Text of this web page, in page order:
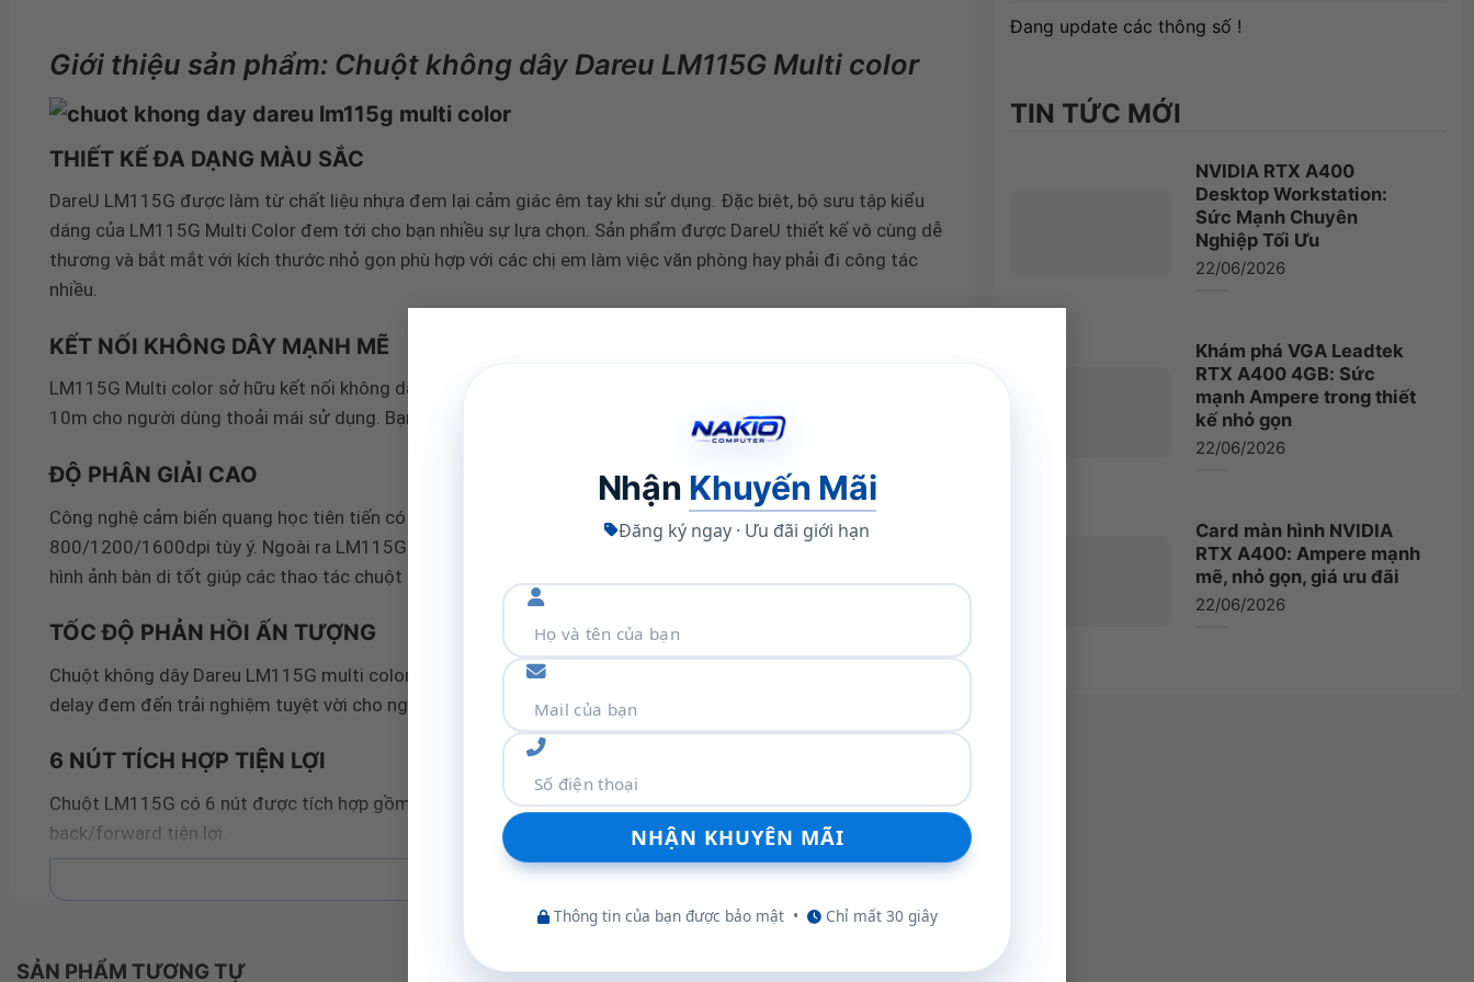
Nhận Khuyến Mãi
Đăng ký ngay · Ưu đãi giới hạn
Thông tin của bạn được bảo mật • Chỉ mất 30 giây
Giới thiệu sản phẩm: Chuột không dây Dareu LM115G Multi color
THIẾT KẾ ĐA DẠNG MÀU SẮC
DareU LM115G được làm từ chất liệu nhựa đem lại cảm giác êm tay khi sử dụng. Đặc biệt, bộ sưu tập kiểu
dáng của LM115G Multi Color đem tới cho bạn nhiều sự lựa chọn. Sản phẩm được DareU thiết kế vô cùng dễ
thương và bắt mắt với kích thước nhỏ gọn phù hợp với các chị em làm việc văn phòng hay phải đi công tác
nhiều.
KẾT NỐI KHÔNG DÂY MẠNH MẼ
LM115G Multi color sở hữu kết nối không dây mạnh mẽ với tần số 2.4GHz cùng khoảng cách kết nối lên đến
10m cho người dùng thoải mái sử dụng. Bạn chỉ cần kết nối qua cổng USB là đã có thể sử dụng ngay lập tức.
ĐỘ PHÂN GIẢI CAO
Công nghệ cảm biến quang học tiên tiến có độ phân giải 1600dPI có thể điều chỉnh với 3 mức:
800/1200/1600dpi tùy ý. Ngoài ra LM115G Multi còn được tích hợp cảm biến PAW3512 đảm bảo độ tái tạo
hình ảnh bàn di tốt giúp các thao tác chuột trở nên chính xác hơn.
TỐC ĐỘ PHẢN HỒI ẤN TƯỢNG
Chuột không dây Dareu LM115G multi color có tốc độ phản hồi ấn tượng 1000Hz, loại bỏ hiện tượng giật lag,
delay đem đến trải nghiệm tuyệt vời cho người dùng.
6 NÚT TÍCH HỢP TIỆN LỢI
Chuột LM115G có 6 nút được tích hợp gồm: bi lăn; 2 chuột trái phải; nút điều chỉnh dPI và bộ nút
back/forward tiện lợi.
CON LĂN CHỐNG TRƯỢT
Con lăn chuột LM115G được bọc cao su chống trượt cho thao tác cuộn mượt mà, không gây tiếng ồn.
Xem thêm
Đang update các thông số !
TIN TỨC MỚI
NVIDIA RTX A400
Desktop Workstation:
Sức Mạnh Chuyên
Nghiệp Tối Ưu
22/06/2026
Khám phá VGA Leadtek
RTX A400 4GB: Sức
mạnh Ampere trong thiết
kế nhỏ gọn
22/06/2026
Card màn hình NVIDIA
RTX A400: Ampere mạnh
mẽ, nhỏ gọn, giá ưu đãi
22/06/2026
SẢN PHẨM TƯƠNG TỰ